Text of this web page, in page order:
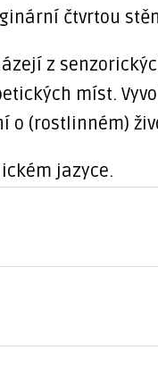
čtvrtou
z
míst.
o (rostlinném)
jazyce.